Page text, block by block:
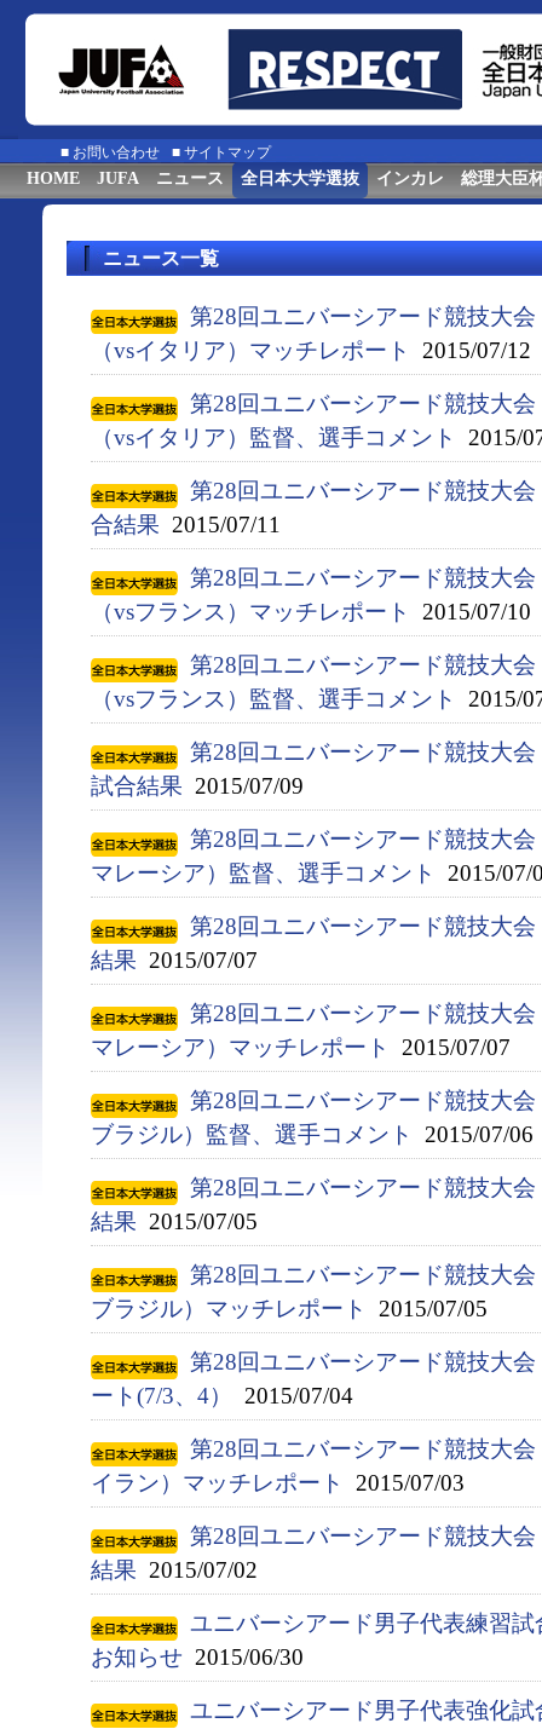
■ お問い合わせ ■ サイトマップ
HOME JUFA ニュース 全日本大学選抜 インカレ 総理大臣
ニュース一覧
第28回ユニバーシアード競技大
（vsイタリア）マッチレポート
2015/07/12
第28回ユニバーシアード競技大
（vsイタリア）監督、選手コメント
2015/
第28回ユニバーシアード競技大
合結果 2015/07/11
第28回ユニバーシアード競技大
（vsフランス）マッチレポート
2015/07/10
第28回ユニバーシアード競技大
（vsフランス）監督、選手コメント
2015/
第28回ユニバーシアード競技大
試合結果 2015/07/09
第28回ユニバーシアード競技大
マレーシア）監督、選手コメント
2015/07/
第28回ユニバーシアード競技大
結果 2015/07/07
第28回ユニバーシアード競技大
マレーシア）マッチレポート
2015/07/07
第28回ユニバーシアード競技大
ブラジル）監督、選手コメント
2015/07/06
第28回ユニバーシアード競技大
結果 2015/07/05
第28回ユニバーシアード競技大
ブラジル）マッチレポート
2015/07/05
第28回ユニバーシアード競技大
ート(7/3、4）
2015/07/04
第28回ユニバーシアード競技大
イラン）マッチレポート
2015/07/03
第28回ユニバーシアード競技大
結果 2015/07/02
ユニバーシアード男子代表練習
お知らせ 2015/06/30
ユニバーシアード男子代表強化